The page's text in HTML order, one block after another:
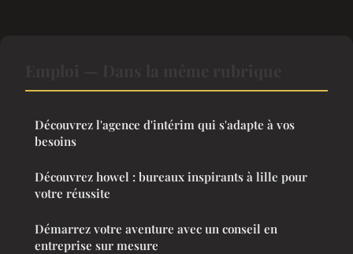
Découvrez l'agence d'intérim qui s'adapte à vos
besoins
Découvrez howel : bureaux inspirants à lille pour
votre réussite
Démarrez votre aventure avec un conseil en
entreprise sur mesure